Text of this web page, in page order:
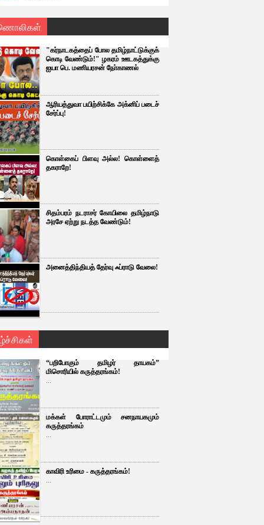
"கர்நாடகத்தைப் போல தமிழ்நாட்டுக்குக்
கொடி வேண்டும்!" ழகரம் ஊடகத்துக்கு
ஐயா பெ. மணியரசன் நோ்காணல்
ஆரியத்துவா பயிற்சிக்கே அக்னிப் படைச்
சேர்ப்பு!
கொள்கைப் பிளவு அல்ல! கொள்ளைத்
தகராறே!
சிதம்பரம் நடராசர் கோயிலை தமிழ்நாடு
அரசே ஏற்று நடத்த வேண்டும்!
அனைத்திந்தியத் தேர்வு ஃப்ராடு வேலை!
“பறிபோகும் தமிழர் தாயகம்”
மிசொரியில் கருத்தரங்கம்!
...
மக்கள் போராட்டமும் சனநாயகமும்
கருத்தரங்கம்
...
காவிரி உரிமை - கருத்தரங்கம்!
...